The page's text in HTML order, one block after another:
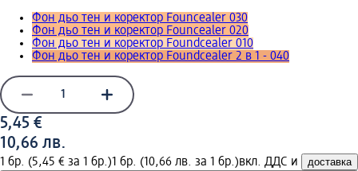
Фон дьо тен и коректор Founcealer 030
Фон дьо тен и коректор Founcealer 020
Фон дьо тен и коректор Foundcealer 010
Фон дьо тен и коректор Foundcealer 2 в 1 - 040
5,45 €
10,66 лв.
1 бр. (5,45 € за 1 бр.)1 бр. (10,66 лв. за 1 бр.)вкл. ДДС и доставка